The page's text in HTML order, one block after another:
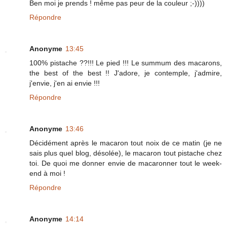
Ben moi je prends ! même pas peur de la couleur ;-))))
Répondre
Anonyme 13:45
100% pistache ??!!! Le pied !!! Le summum des macarons,
the best of the best !! J'adore, je contemple, j'admire,
j'envie, j'en ai envie !!!
Répondre
Anonyme 13:46
Décidément après le macaron tout noix de ce matin (je ne
sais plus quel blog, désolée), le macaron tout pistache chez
toi. De quoi me donner envie de macaronner tout le week-
end à moi !
Répondre
Anonyme 14:14